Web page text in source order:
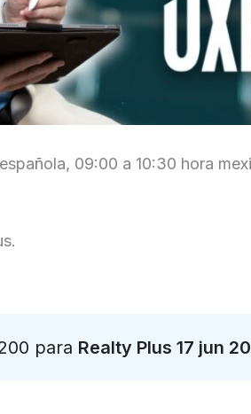
09:00 a 10:30 hora
para Realty Plus 17 jun